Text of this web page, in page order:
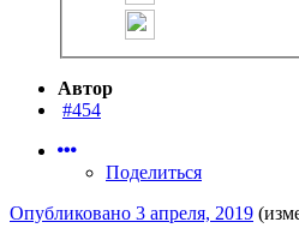
Автор
#454
Поделиться
Опубликовано 3 апреля, 2019